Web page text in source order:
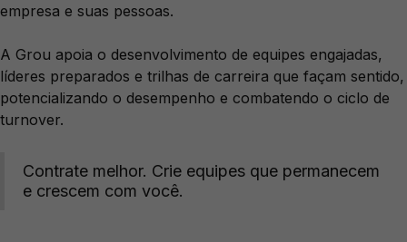
empresa e suas pessoas.
A Grou apoia o desenvolvimento de equipes engajadas,
líderes preparados e trilhas de carreira que façam sentido,
potencializando o desempenho e combatendo o ciclo de
turnover.
Contrate melhor. Crie equipes que permanecem
e crescem com você.